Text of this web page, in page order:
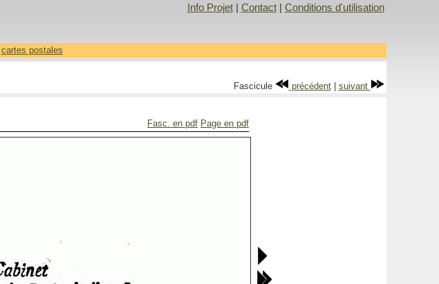
Info Projet| Contact| Conditions d'utilisation
cartes postales
Fascicule précédent| suivant
Fasc. en pdf Page en pdf